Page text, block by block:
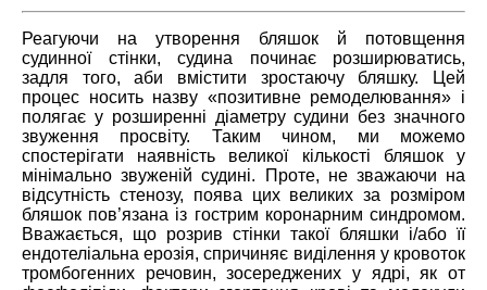
Реагуючи на утворення бляшок й потовщення
судинної стінки, судина починає розширюватись,
задля того, аби вмістити зростаючу бляшку. Цей
процес носить назву «позитивне ремоделювання» і
полягає у розширенні діаметру судини без значного
звуження просвіту. Таким чином, ми можемо
спостерігати наявність великої кількості бляшок у
мінімально звуженій судині. Проте, не зважаючи на
відсутність стенозу, поява цих великих за розміром
бляшок пов’язана із гострим коронарним синдромом.
Вважається, що розрив стінки такої бляшки і/або її
ендотеліальна ерозія, спричиняє виділення у кровоток
тромбогенних речовин, зосереджених у ядрі, як от